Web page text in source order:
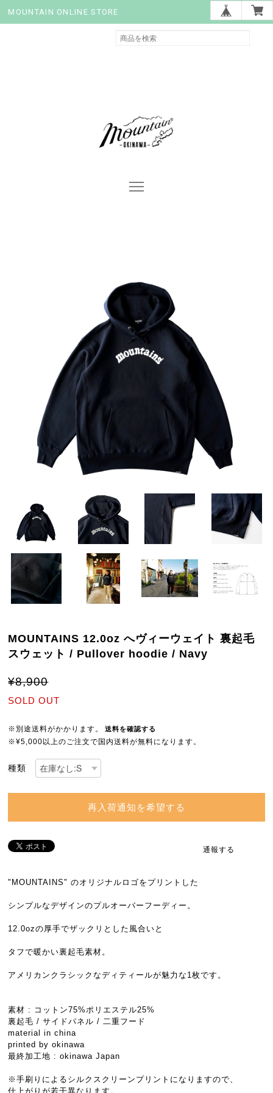
MOUNTAIN ONLINE STORE
MOUNTAINS 12.0oz へヴィーウェイト 裏起毛
スウェット / Pullover hoodie / Navy
¥8,900
SOLD OUT
※別途送料がかかります。 送料を確認する
※¥5,000以上のご注文で国内送料が無料になります。
種類
再入荷通知を希望する
通報する
"MOUNTAINS" のオリジナルロゴをプリントした
シンプルなデザインのプルオーバーフーディー。
12.0ozの厚手でザックリとした風合いと
タフで暖かい裏起毛素材。
アメリカンクラシックなディティールが魅力な1枚です。
素材 : コットン75%ポリエステル25%
裏起毛 / サイドパネル / 二重フード
material in china
printed by okinawa
最終加工地 : okinawa Japan
※手刷りによるシルクスクリーンプリントになりますので、
仕上がりが若干異なります。